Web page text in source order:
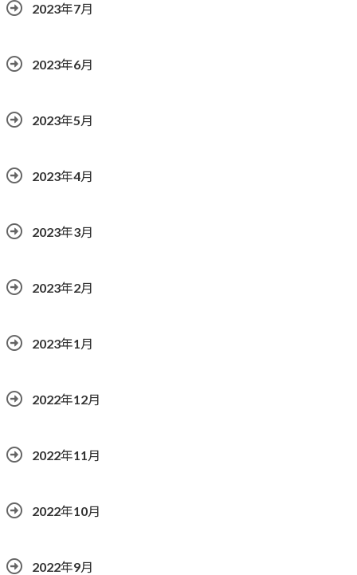
2023年7月
2023年6月
2023年5月
2023年4月
2023年3月
2023年2月
2023年1月
2022年12月
2022年11月
2022年10月
2022年9月